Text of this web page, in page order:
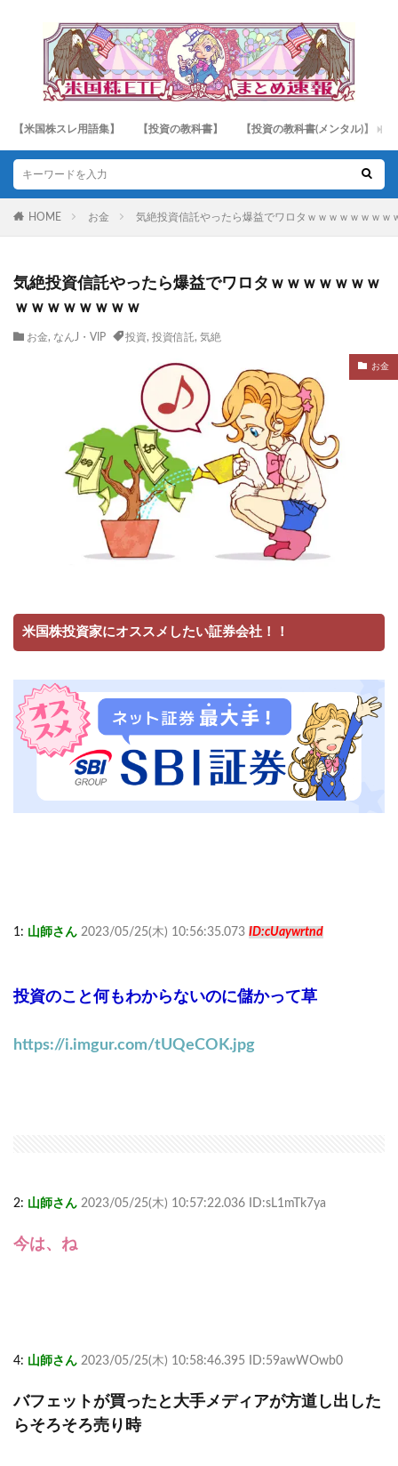
【米国株スレ用語集】 【投資の教科書】 【投資の教科書(メンタル)】
HOME お金 気絶投資信託やったら爆益でワロタｗｗｗｗｗｗｗｗ
気絶投資信託やったら爆益でワロタｗｗｗｗｗｗｗ
ｗｗｗｗｗｗｗｗ
お金, なんJ・VIP 投資, 投資信託, 気絶
お金
米国株投資家にオススメしたい証券会社！！
1: 山師さん 2023/05/25(木) 10:56:35.073 ID:cUaywrtnd
投資のこと何もわからないのに儲かって草
https://i.imgur.com/tUQeCOK.jpg
2: 山師さん 2023/05/25(木) 10:57:22.036 ID:sL1mTk7ya
今は、ね
4: 山師さん 2023/05/25(木) 10:58:46.395 ID:59awWOwb0
バフェットが買ったと大手メディアが方道し出した
らそろそろ売り時